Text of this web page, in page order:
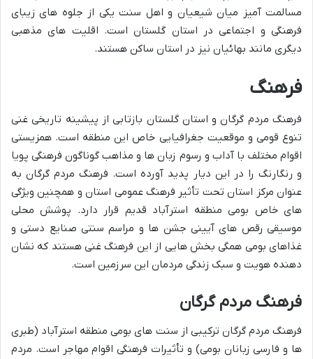
مسالمت آمیز میان شیعیان و اهل سنت یکی از جلوه های زیبای
فرهنگی و اجتماعی در استان گلستان است. اقلیت های مذهبی
دیگری مانند بهائیان نیز در استان ساکن هستند.
فرهنگ
فرهنگ مردم گرگان و استان گلستان بازتابی از پیشینه تاریخی غنی
تنوع قومی و موقعیت جغرافیایی خاص این منطقه است. همزیستی
اقوام مختلف با آداب و رسوم زبان ها و مذاهب گوناگون فرهنگی پویا
و رنگارنگ را در این دیار پدید آورده است. فرهنگ مردم گرگان به
عنوان مرکز استان تحت تأثیر فرهنگ عمومی استان و همچنین ویژگی
های خاص بومی منطقه استرآباد قدیم قرار دارد. پوشش محلی
موسیقی رقص های آیینی جشن ها و مراسم سنتی صنایع دستی و
غذاهای بومی همگی بخش هایی از این فرهنگ غنی هستند که نشان
دهنده هویت و سبک زندگی مردمان این سرزمین است.
فرهنگ مردم گرگان
فرهنگ مردم گرگان ترکیبی از سنت های بومی منطقه استرآباد (طبری
ها و فارسی زبانان بومی) و تأثیرات فرهنگی اقوام مهاجر است. مردم